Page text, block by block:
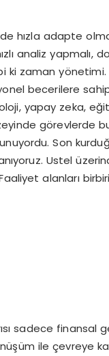
hızla adapte
analiz
ki zaman
becerilere
yapay zeka,
görevlerde
Son
Ustel
alanları
sadece
ile çevreye